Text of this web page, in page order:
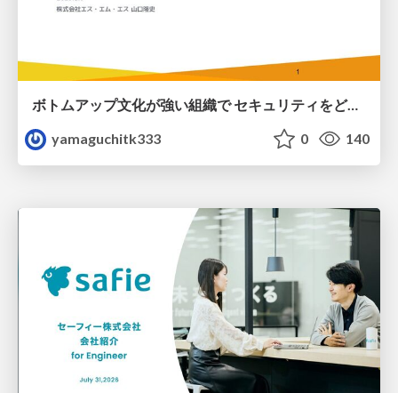
ボトムアップ文化が強い組織で セキュリティをどう根付かせていくかの現在進行形の話 / Making Security Stick in a Bottom-Up Organization
yamaguchitk333
0 140